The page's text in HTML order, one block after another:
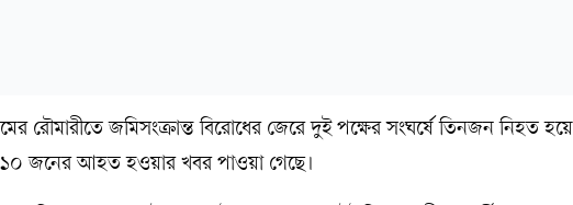
রৌমারীতে জমিসংক্রান্ত বিরোধের জেরে দুই পক্ষের সংঘর্ষে তিনজন নিহত
জনের আহত হওয়ার খবর পাওয়া গেছে।